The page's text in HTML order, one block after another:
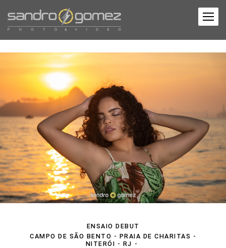
ENSAIO DEBUT
CAMPO DE SÃO BENTO - PRAIA DE CHARITAS -
NITERÓI - RJ